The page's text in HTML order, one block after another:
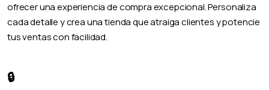
ofrecer una experiencia de compra excepcional. Personaliza
cada detalle y crea una tienda que atraiga clientes y potencie
tus ventas con facilidad.
🔒